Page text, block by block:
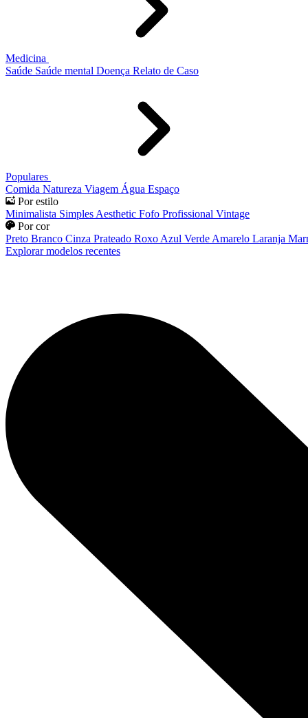
Medicina
Saúde Saúde mental Doença Relato de Caso
Populares
Comida Natureza Viagem Água Espaço
Por estilo
Minimalista Simples Aesthetic Fofo Profissional Vintage
Por cor
Preto Branco Cinza Prateado Roxo Azul Verde Amarelo Laranja
Explorar modelos recentes